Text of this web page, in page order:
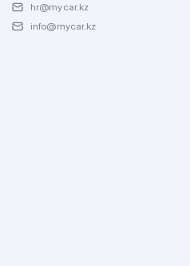
hr@mycar.kz
info@mycar.kz